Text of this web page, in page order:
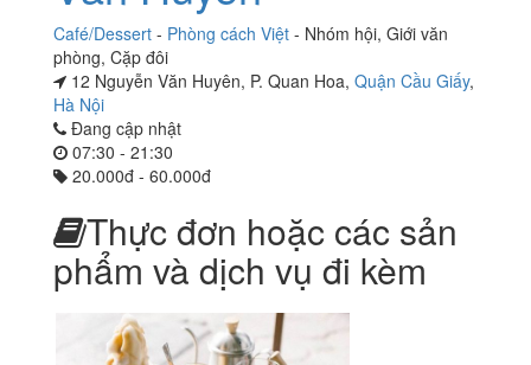
Café/Dessert - Phòng cách Việt - Nhóm hội, Giới văn
phòng, Cặp đôi
12 Nguyễn Văn Huyên, P. Quan Hoa, Quận Cầu Giấy,
Hà Nội
Đang cập nhật
07:30 - 21:30
20.000đ - 60.000đ
Thực đơn hoặc các sản
phẩm và dịch vụ đi kèm